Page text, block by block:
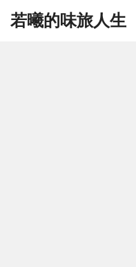
若曦的味旅人生